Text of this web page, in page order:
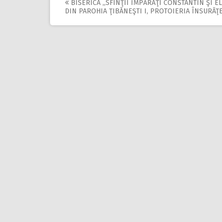
Post
navigation
BISERICA ,,SFINŢII ÎMPĂRAŢI CONSTANTIN ŞI
DIN PAROHIA ŢIBĂNEŞTI I, PROTOIERIA